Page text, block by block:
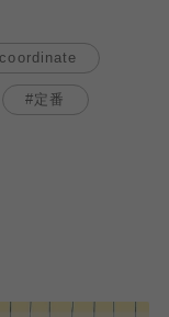
coordinate
定番